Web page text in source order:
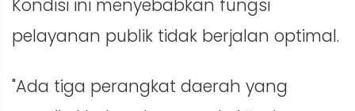
Kondisi ini menyebabkan fungsi
pelayanan publik tidak berjalan optimal.
"Ada tiga perangkat daerah yang